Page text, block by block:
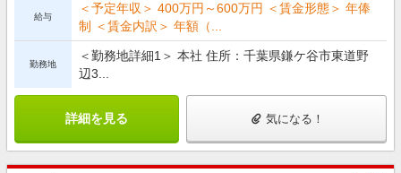
給与
＜予定年収＞ 400万円～600万円 ＜賃金形態＞ 年俸
制 ＜賃金内訳＞ 年額（...
勤務地
＜勤務地詳細1＞ 本社 住所：千葉県鎌ケ谷市東道野
辺3...
詳細を見る 気になる！